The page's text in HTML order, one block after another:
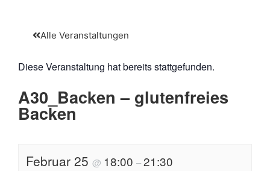
Alle Veranstaltungen
Diese Veranstaltung hat bereits stattgefunden.
A30_Backen – glutenfreies
Backen
Februar 25 @ 18:00 –21:30